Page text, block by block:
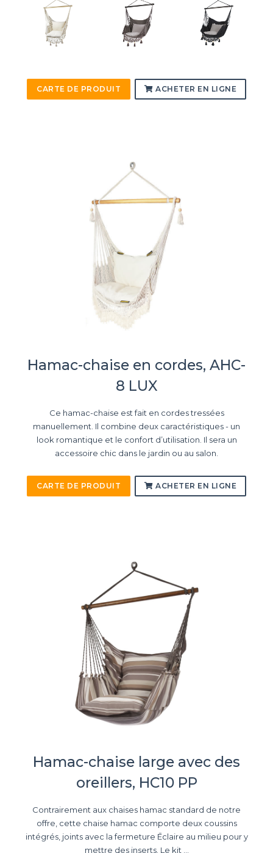
CARTE DE PRODUIT ACHETER EN LIGNE
Hamac-chaise en cordes, AHC-
8 LUX
Ce hamac-chaise est fait en cordes tressées
manuellement. Il combine deux caractéristiques - un
look romantique et le confort d’utilisation. Il sera un
accessoire chic dans le jardin ou au salon.
CARTE DE PRODUIT ACHETER EN LIGNE
Hamac-chaise large avec des
oreillers, HC10 PP
Contrairement aux chaises hamac standard de notre
offre, cette chaise hamac comporte deux coussins
intégrés, joints avec la fermeture Ēclaire au milieu pour y
mettre des inserts. Le kit ...